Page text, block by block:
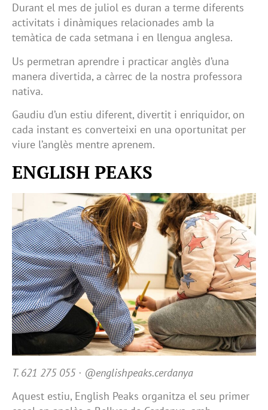
Durant el mes de juliol es duran a terme diferents
activitats i dinàmiques relacionades amb la
temàtica de cada setmana i en llengua anglesa.
Us permetran aprendre i practicar anglès d’una
manera divertida, a càrrec de la nostra professora
nativa.
Gaudiu d’un estiu diferent, divertit i enriquidor, on
cada instant es converteixi en una oportunitat per
viure l’anglès mentre aprenem.
ENGLISH PEAKS
T. 621 275 055 · @englishpeaks.cerdanya
Aquest estiu, English Peaks organitza el seu primer